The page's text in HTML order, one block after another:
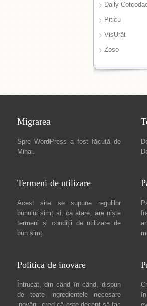
Daily
Piticu
VisUrât
Zoso
Migrarea
Spre WordPress a fost făcută de
Mihai.
Termeni de utilizare
Acest site se supune regulilor
bunului simț și, ca atare, are niște
termeni și condiții de utilizare de
bun simț.
Politica de inovare
Întrucât, din când în când, dispun
de toate ingredientele necesare